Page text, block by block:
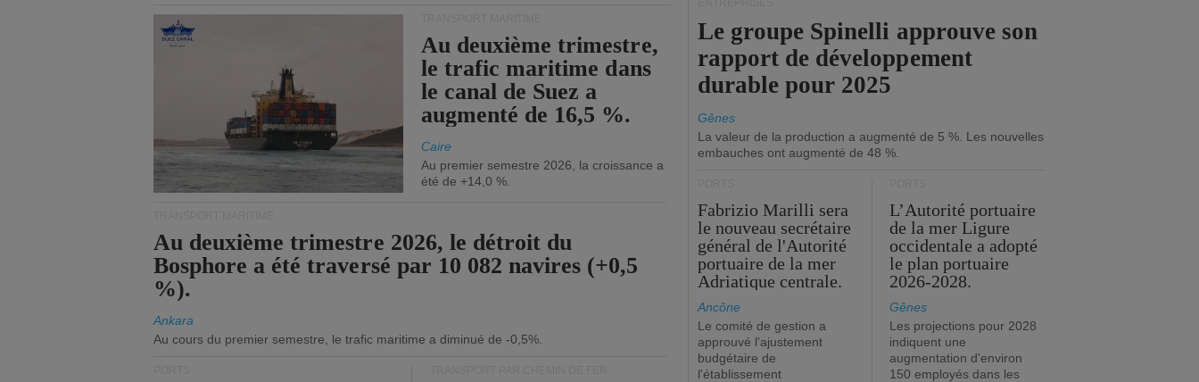
Au deuxième trimestre,
le trafic maritime dans
le canal de Suez a
augmenté de 16,5 %.
Caire
Au premier semestre 2026, la croissance a
été de +14,0 %.
Au deuxième trimestre 2026, le détroit du
Bosphore a été traversé par 10 082 navires (+0,5
%).
Ankara
Au cours du premier semestre, le trafic maritime a diminué de -0,5%.
Le groupe Spinelli approuve son
rapport de développement
durable pour 2025
Gênes
La valeur de la production a augmenté de 5 %. Les nouvelles
embauches ont augmenté de 48 %.
Fabrizio Marilli sera
le nouveau secrétaire
général de l'Autorité
portuaire de la mer
Adriatique centrale.
Ancône
Le comité de gestion a
approuvé l'ajustement
budgétaire de
l'établissement
L’Autorité portuaire
de la mer Ligure
occidentale a adopté
le plan portuaire
2026-2028.
Gênes
Les projections pour 2028
indiquent une
augmentation d'environ
150 employés dans les